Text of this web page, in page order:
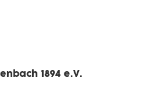
1894 e.V.